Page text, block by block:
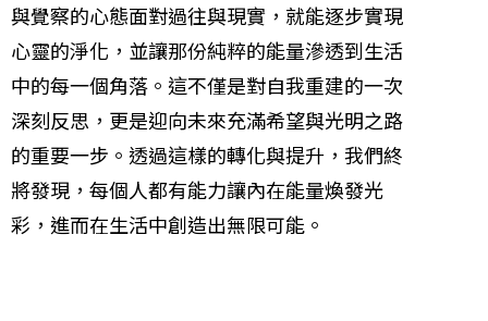
與覺察的心態面對過往與現實，就能逐步實現
心靈的淨化，並讓那份純粹的能量滲透到生活
中的每一個角落。這不僅是對自我重建的一次
深刻反思，更是迎向未來充滿希望與光明之路
的重要一步。透過這樣的轉化與提升，我們終
將發現，每個人都有能力讓內在能量煥發光
彩，進而在生活中創造出無限可能。